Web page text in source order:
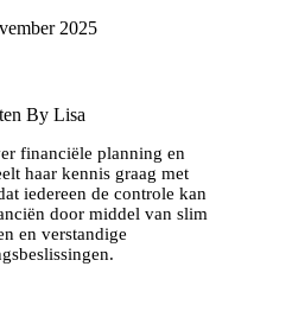
2025
By Lisa
financiële planning en
haar kennis graag met
iedereen de controle kan
door middel van slim
en verstandige